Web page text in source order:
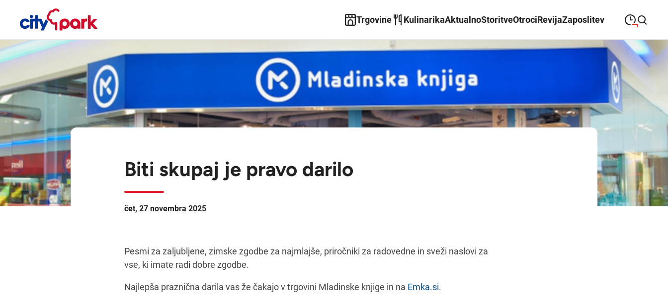
Trgovine KulinarikaAktualnoStoritveOtrociRevijaZaposlitev
09:00 21:00
09:00—21:00
sreda
SREDA 09:00
09:00 —21:00
08:00 21:00
Biti skupaj je pravo darilo
čet, 27 novembra 2025
Pesmi za zaljubljene, zimske zgodbe za najmlajše, priročniki za radovedne in sveži naslovi za
vse, ki imate radi dobre zgodbe.
Najlepša praznična darila vas že čakajo v trgovini Mladinske knjige in na Emka.si.